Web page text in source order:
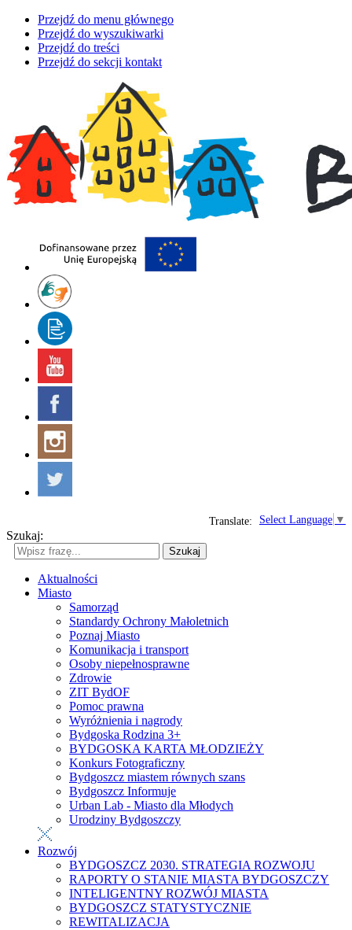
Przejdź do menu głównego
Przejdź do wyszukiwarki
Przejdź do treści
Przejdź do sekcji kontakt
Select Language ▼
Translate:
Szukaj:
Szukaj
Aktualności
Miasto
Samorząd
Standardy Ochrony Małoletnich
Poznaj Miasto
Komunikacja i transport
Osoby niepełnosprawne
Zdrowie
ZIT BydOF
Pomoc prawna
Wyróżnienia i nagrody
Bydgoska Rodzina 3+
BYDGOSKA KARTA MŁODZIEŻY
Konkurs Fotograficzny
Bydgoszcz miastem równych szans
Bydgoszcz Informuje
Urban Lab - Miasto dla Młodych
Urodziny Bydgoszczy
Rozwój
BYDGOSZCZ 2030. STRATEGIA ROZWOJU
RAPORTY O STANIE MIASTA BYDGOSZCZY
INTELIGENTNY ROZWÓJ MIASTA
BYDGOSZCZ STATYSTYCZNIE
REWITALIZACJA